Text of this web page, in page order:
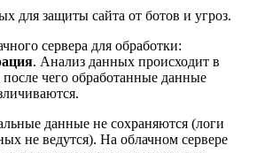
для защиты сайта от ботов и угроз.
сервера для обработки:
. Анализ данных происходит в
чего обработанные данные
данные не сохраняются (логи
не ведутся). На облачном сервере